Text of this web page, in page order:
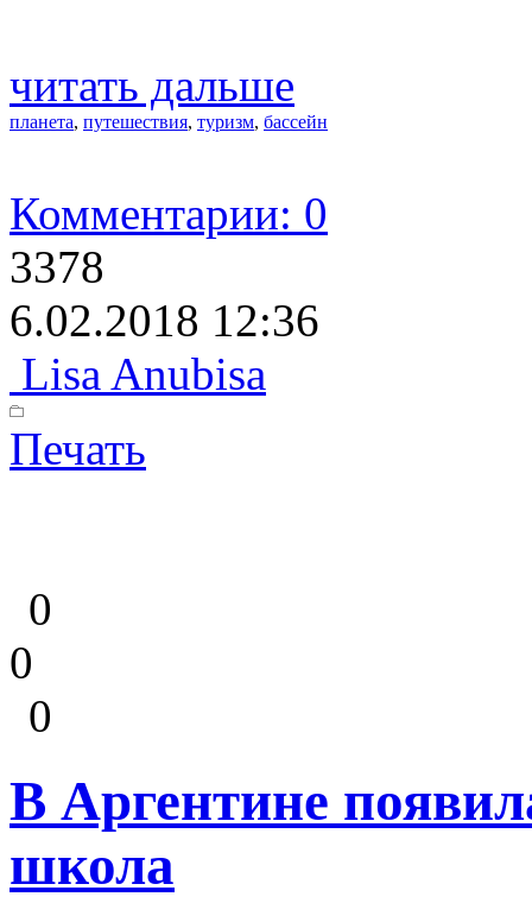
читать дальше
планета, путешествия, туризм, бассейн
Комментарии: 0
3378
6.02.2018 12:36
Lisa Anubisa
Печать
0
0
0
В Аргентине
школа